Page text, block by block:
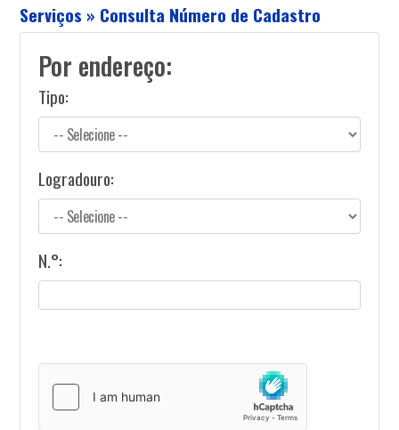
Serviços » Consulta Número de Cadastro
Por endereço:
Tipo:
Logradouro:
N.°: